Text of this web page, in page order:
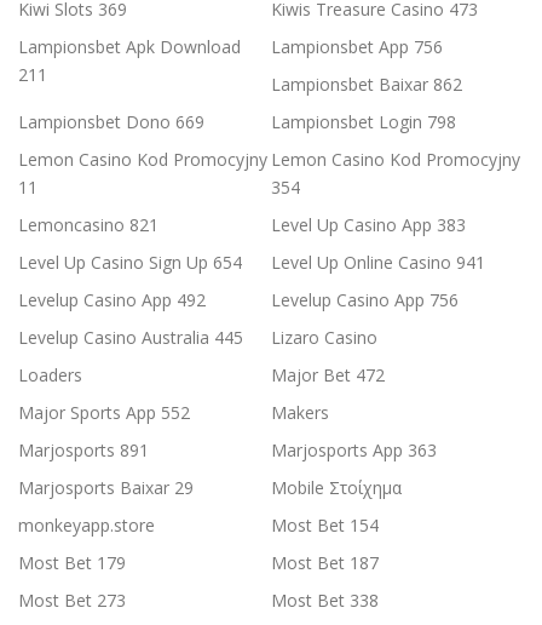
Kiwi Slots 369
Kiwis Treasure Casino 473
Lampionsbet Apk Download
211
Lampionsbet App 756
Lampionsbet Baixar 862
Lampionsbet Dono 669
Lampionsbet Login 798
Lemon Casino Kod Promocyjny
11
Lemon Casino Kod Promocyjny
354
Lemoncasino 821
Level Up Casino App 383
Level Up Casino Sign Up 654
Level Up Online Casino 941
Levelup Casino App 492
Levelup Casino App 756
Levelup Casino Australia 445
Lizaro Casino
Loaders
Major Bet 472
Major Sports App 552
Makers
Marjosports 891
Marjosports App 363
Marjosports Baixar 29
Mobile Στοίχημα
monkeyapp.store
Most Bet 154
Most Bet 179
Most Bet 187
Most Bet 273
Most Bet 338